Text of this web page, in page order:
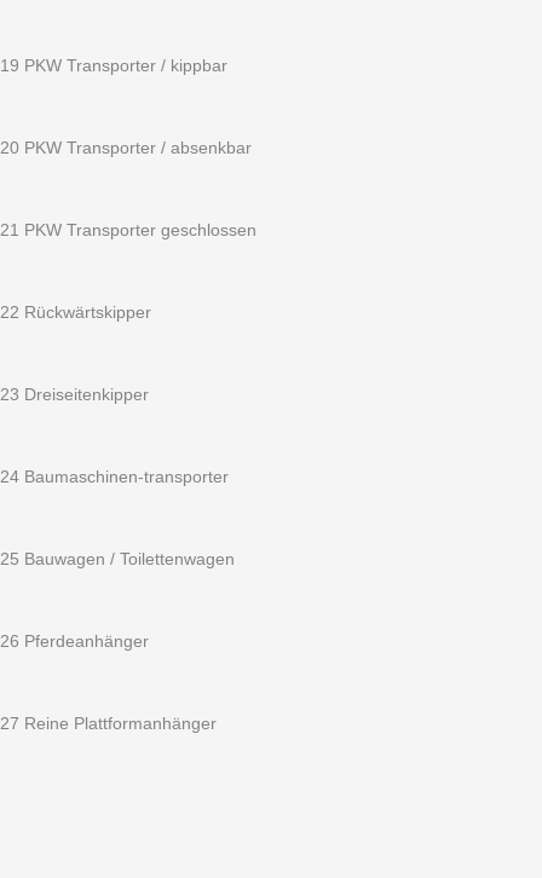
19 PKW Transporter / kippbar
20 PKW Transporter / absenkbar
21 PKW Transporter geschlossen
22 Rückwärtskipper
23 Dreiseitenkipper
24 Baumaschinen-transporter
25 Bauwagen / Toilettenwagen
26 Pferdeanhänger
27 Reine Plattformanhänger